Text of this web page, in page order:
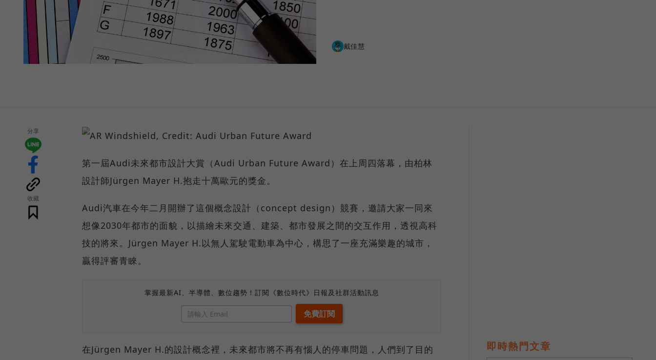
戴佳慧
分享
收藏
第一屆Audi未來都市設計大賞（Audi Urban Future Award）在上周四落幕，由柏林
設計師Jürgen Mayer H.抱走十萬歐元的獎金。
Audi汽車在今年二月開辦了這個概念設計（concept design）競賽，邀請大家一同來
想像2030年都市的面貌，以描繪未來交通、建築、都市發展之間的交互作用，透視高科
技的將來。Jürgen Mayer H.以無人駕駛電動車為中心，構思了一座充滿樂趣的城市，
贏得評審青睞。
掌握最新AI、半導體、數位趨勢！訂閱《數位時代》日報及社群活動訊息
在Jürgen Mayer H.的設計概念裡，未來都市將不再有惱人的停車問題，人們到了目的
即時熱門文章